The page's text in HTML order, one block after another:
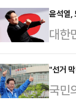
윤석열,
대한
비상
사랑
힘
"선거
국민